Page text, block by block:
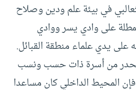
في بيئة علم ودين وصلاح
على وادي يسر ووادي
على يدي علماء منطقة القبائل.
من أسرة ذات حسب ونسب
المحيط الداخلي كان مساعدا